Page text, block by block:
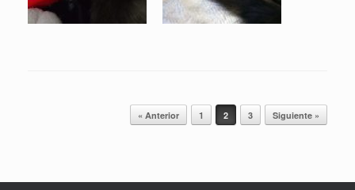
Navegador de artículos « Anterior 1 2 3 Siguiente »